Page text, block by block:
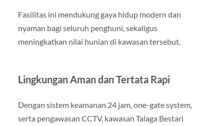
Fasilitas ini mendukung gaya hidup modern dan
nyaman bagi seluruh penghuni, sekaligus
meningkatkan nilai hunian di kawasan tersebut.
Lingkungan Aman dan Tertata Rapi
Dengan sistem keamanan 24 jam, one-gate system,
serta pengawasan CCTV, kawasan Talaga Bestari